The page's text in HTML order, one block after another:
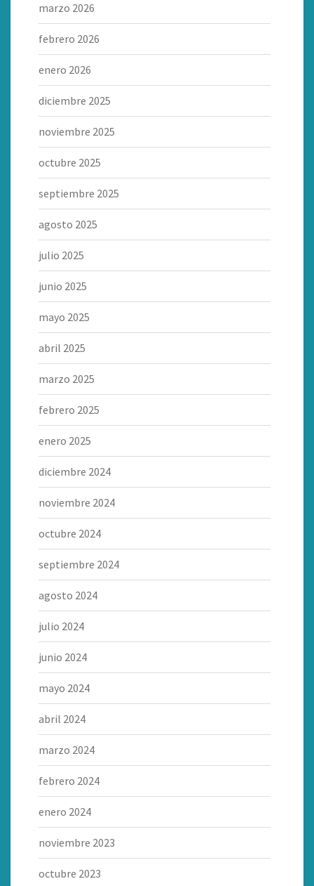
marzo 2026
febrero 2026
enero 2026
diciembre 2025
noviembre 2025
octubre 2025
septiembre 2025
agosto 2025
julio 2025
junio 2025
mayo 2025
abril 2025
marzo 2025
febrero 2025
enero 2025
diciembre 2024
noviembre 2024
octubre 2024
septiembre 2024
agosto 2024
julio 2024
junio 2024
mayo 2024
abril 2024
marzo 2024
febrero 2024
enero 2024
noviembre 2023
octubre 2023